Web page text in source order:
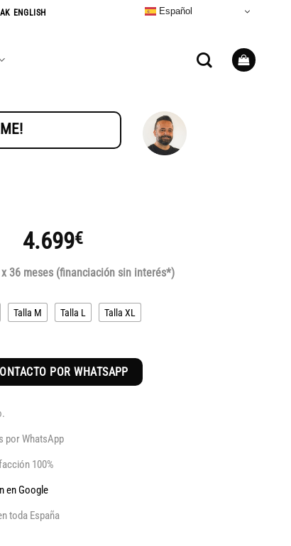
ENGLISH Español
4.699€
36 meses (financiación sin interés*)
Talla M Talla L Talla XL
POR WHATSAPP
por WhatsApp
100%
en Google
toda España